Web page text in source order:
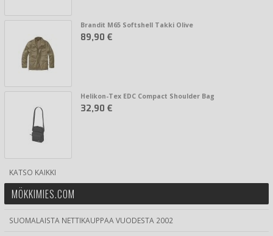
Brandit M65 Softshell Takki Olive
89,90 €
Helikon-Tex EDC Compact Shoulder Bag
32,90 €
KATSO KAIKKI
MÖKKIMIES.COM
SUOMALAISTA NETTIKAUPPAA VUODESTA 2002